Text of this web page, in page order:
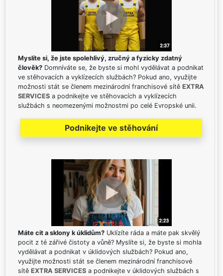
Myslíte si, že jste spolehlivý, zručný a fyzicky zdatný
člověk? Domníváte se, že byste si mohl vydělávat a podnikat
ve stěhovacích a vyklízecích službách? Pokud ano, využijte
možnosti stát se členem mezinárodní franchisové sítě EXTRA
SERVICES a podnikejte ve stěhovacích a vyklízecích
službách s neomezenými možnostmi po celé Evropské unii.
Podnikejte ve stěhování
Máte cit a sklony k úklidům? Uklízíte ráda a máte pak skvělý
pocit z té zářivé čistoty a vůně? Myslíte si, že byste si mohla
vydělávat a podnikat v úklidových službách? Pokud ano,
využijte možnosti stát se členem mezinárodní franchisové
sítě EXTRA SERVICES a podnikejte v úklidových službách s